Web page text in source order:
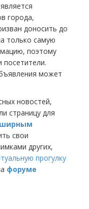
города,
доносить до
только самую
поэтому
может
новостей,
страницу для
свои
других,
прогулку
форуме